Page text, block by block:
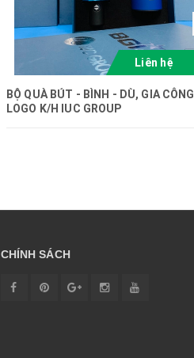
Liên hệ
BỘ QUÀ BÚT - BÌNH - DÙ, GIA CÔNG
LOGO K/H IUC GROUP
CHÍNH SÁCH